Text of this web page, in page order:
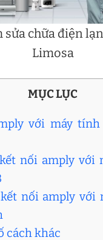
sửa chữa điện
Limosa
MỤC LỤC
với máy
kết nối amply với
kết nối amply với
cách khác